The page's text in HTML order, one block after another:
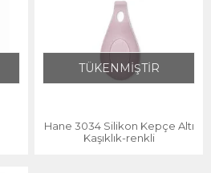
TÜKENMİŞTİR
Hane 3034 Silikon Kepçe Altı
Kaşıklık-renkli